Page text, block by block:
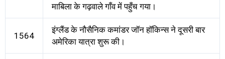
माबिला के गढ़वाले गाँव में पहुँच गया।
1564
इंग्लैंड के नौसैनिक कमांडर जॉन हॉकिन्स ने दूसरी बार
अमेरिका यात्रा शुरू की।